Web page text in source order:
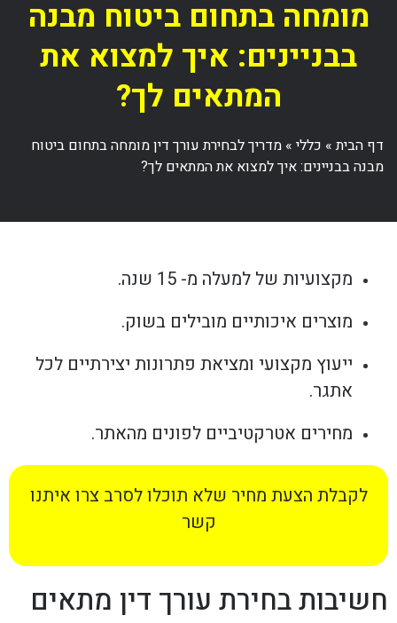
מומחה בתחום ביטוח מבנה
בבניינים: איך למצוא את
המתאים לך?
דף הבית» כללי» מדריך לבחירת עורך דין מומחה בתחום ביטוח
מבנה בבניינים: איך למצוא את המתאים לך?
מקצועיות של למעלה מ- 15 שנה.
מוצרים איכותיים מובילים בשוק.
ייעוץ מקצועי ומציאת פתרונות יצירתיים לכל
אתגר.
מחירים אטרקטיביים לפונים מהאתר.
לקבלת הצעת מחיר שלא תוכלו לסרב צרו איתנו
קשר
חשיבות בחירת עורך דין מתאים